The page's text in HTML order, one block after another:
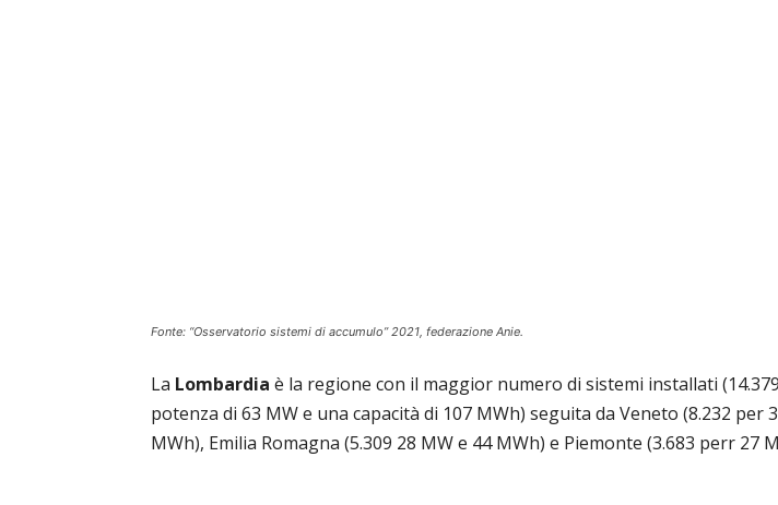
Fonte: “Osservatorio sistemi di accumulo” 2021, federazione Anie.
La Lombardia è la regione con il maggior numero di sistemi installati
potenza di 63 MW e una capacità di 107 MWh) seguita da Veneto (8.232 per
MWh), Emilia Romagna (5.309 28 MW e 44 MWh) e Piemonte (3.683 perr 27